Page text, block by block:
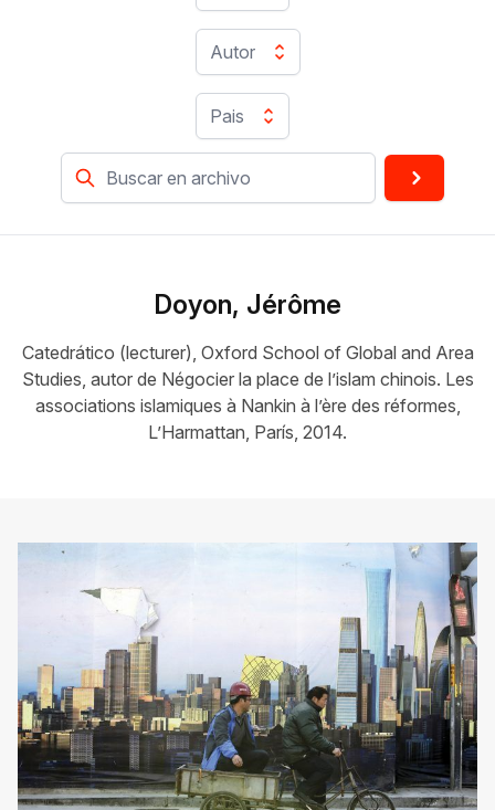
Autor
Pais
Doyon, Jérôme
Catedrático (lecturer), Oxford School of Global and Area
Studies, autor de Négocier la place de l’islam chinois. Les
associations islamiques à Nankin à l’ère des réformes,
L’Harmattan, París, 2014.